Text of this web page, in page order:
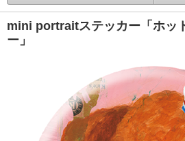
mini portraitステッカー「ホッ
ー」